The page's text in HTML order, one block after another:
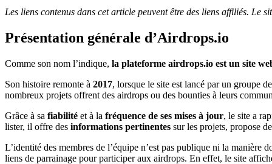
Les liens contenus dans cet article peuvent être des liens affiliés. Le
Présentation générale d’Airdrops.io
Comme son nom l’indique, la plateforme airdrops.io est un site
Son histoire remonte à 2017, lorsque le site est lancé par un groupe
nombreux projets offrent des airdrops ou des bounties à leurs
Grâce à sa fiabilité et à la fréquence de ses mises à jour, le site a
lister, il offre des informations pertinentes sur les projets, propose
L’identité des membres de l’équipe n’est pas publique ni la manière
liens de parrainage pour participer aux airdrops. En effet, le site